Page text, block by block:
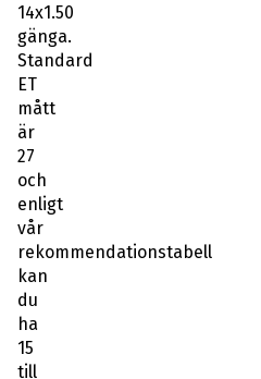
14x1.50
gänga.
Standard
ET
mått
är
27
och
enligt
vår
rekommendationstabell
kan
du
ha
15
till